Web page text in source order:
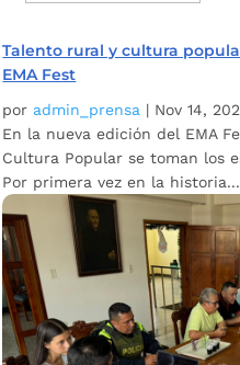
Talento rural y cultura
EMA Fest
por admin_prensa | Nov 14,
En la nueva edición del EMA
Cultura Popular se toman los
Por primera vez en la historia...